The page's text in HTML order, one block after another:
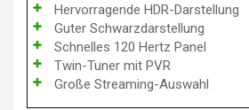
Hervorragende HDR-Darstellung
Guter Schwarzdarstellung
Schnelles 120 Hertz Panel
Twin-Tuner mit PVR
Große Streaming-Auswahl